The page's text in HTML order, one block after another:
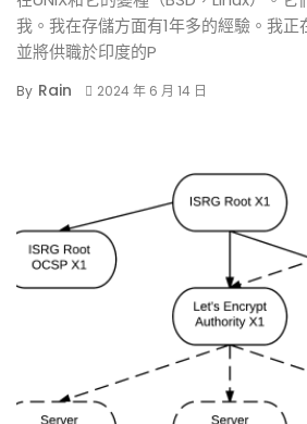
我。我在存儲方面有1年多的經驗。我正
並將供職於印度的P
By Rain 2024 年 6 月 14 日